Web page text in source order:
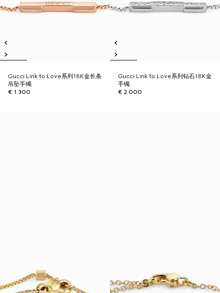
Gucci Link to Love系列18K金长条
吊坠手镯
€ 1.300
Gucci Link to Love系列钻石18K金
手镯
€ 2.000